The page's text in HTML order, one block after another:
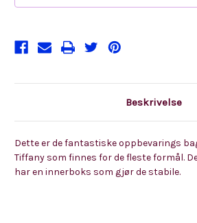
Beskrivelse
Dette er de fantastiske oppbevarings
Tiffany som finnes for de fleste formål.
har en innerboks som gjør de stabile.